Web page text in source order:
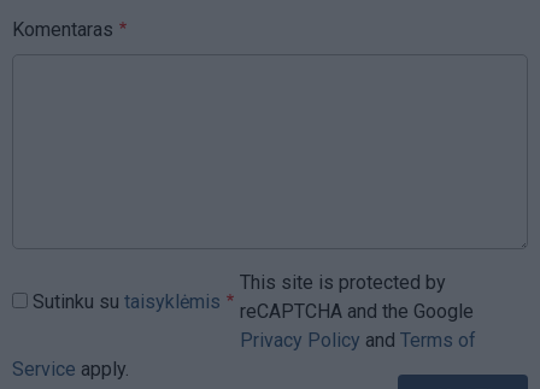
Komentaras
Sutinku su taisyklėmis
This site is protected by
reCAPTCHA and the Google
Privacy Policy and Terms of
Service apply.